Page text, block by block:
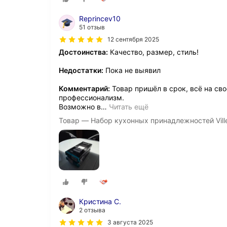
Reprincev10
51 отзыв
12 сентября 2025
Достоинства: Качество, размер, стиль!
Недостатки: Пока не выявил
Комментарий: Товар пришёл в срок, всё на
профессионализм.
Возможно в… Читать ещё
Товар — Набор кухонных принадлежностей
Кристина С.
2 отзыва
3 августа 2025